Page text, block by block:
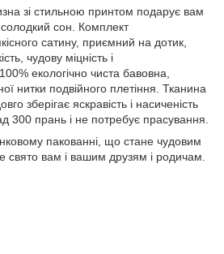
зі стильною принтом подарує вам
сон. Комплект
сатину, приємний на дотик,
чудову міцність і
екологічно чиста бавовна,
нитки подвійного плетіння. Тканина
зберігає яскравість і насиченість
300 прань і не потребує прасування.
пакованні, що стане чудовим
свято вам і вашим друзям і родичам.